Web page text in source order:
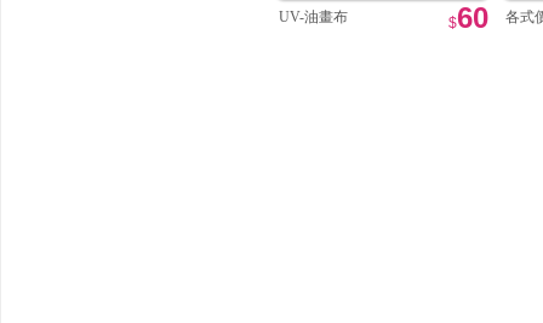
UV-油畫布 $60 各式